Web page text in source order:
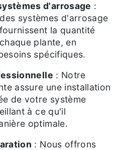
d'arrosage :
systèmes d'arrosage
la quantité
plante, en
spécifiques.
: Notre
assure une installation
de votre système
à ce qu'il
optimale.
: Nous offrons